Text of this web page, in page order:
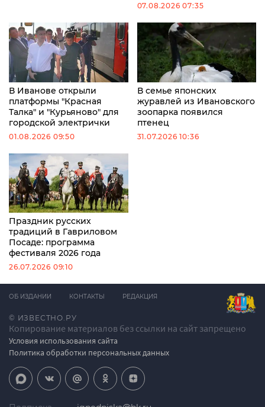
07.08.2026 07:35
В Иванове открыли
платформы "Красная
Талка" и "Курьяново" для
городской электрички
01.08.2026 09:50
В семье японских
журавлей из Ивановского
зоопарка появился
птенец
31.07.2026 10:36
Праздник русских
традиций в Гавриловом
Посаде: программа
фестиваля 2026 года
26.07.2026 09:10
© ИЗВЕСТНО.РУ
Копирование материалов без ссылки на сайт запрещено
Условия использования сайта
Политика обработки персональных данных
ОБ ИЗДАНИИ КОНТАКТЫ РЕДАКЦИЯ